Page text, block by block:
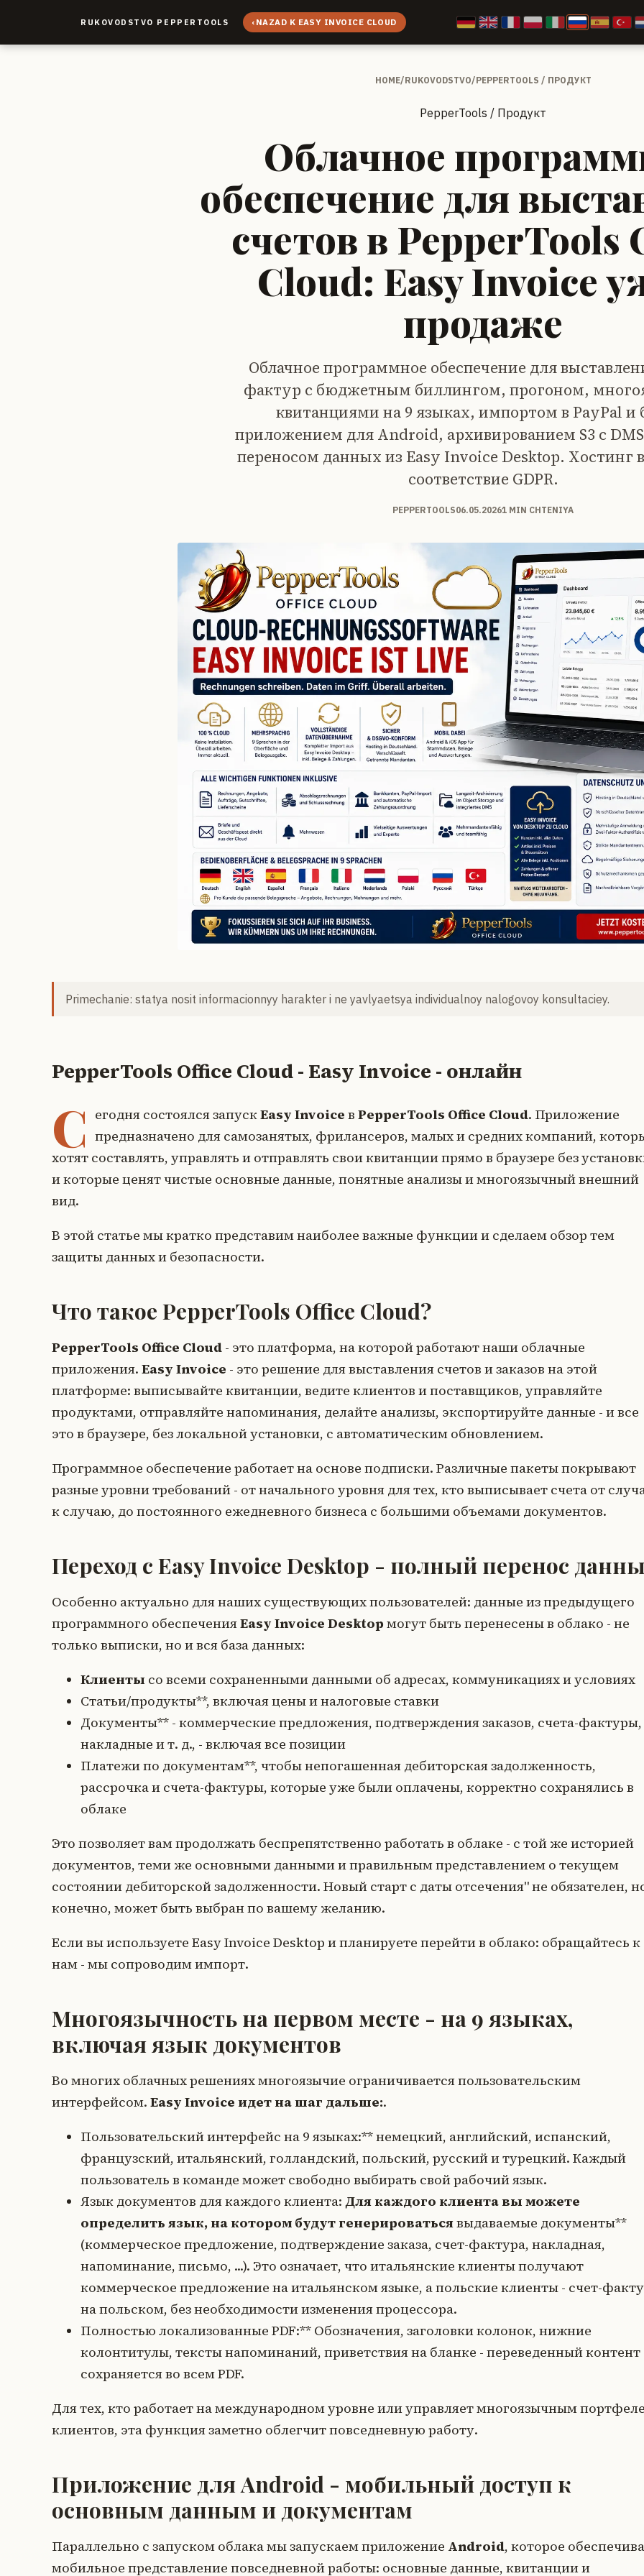
RUKOVODSTVO PEPPERTOOLS ‹ NAZAD K EASY INVOICE CLOUD
HOME/RUKOVODSTVO/PEPPERTOOLS / ПРОДУКТ
PepperTools / Продукт
Облачное
обеспечение для
счетов в PepperTools
Cloud: Easy Invoice
продаже
Облачное программное обеспечение для
фактур с бюджетным биллингом, прогоном,
квитанциями на 9 языках, импортом в PayPal и
приложением для Android, архивированием S3 с
переносом данных из Easy Invoice Desktop. Хостинг
соответствие GDPR.
PEPPERTOOLS06.05.20261 MIN CHTENIYA
Primechanie: statya nosit informacionnyy harakter i ne yavlyaetsya individualnoy nalogovoy konsultaciey.
PepperTools Office Cloud - Easy Invoice - онлайн
С егодня состоялся запускEasy Invoice в PepperTools Office Cloud. Приложение
предназначено для самозанятых, фрилансеров, малых и средних компаний,
хотят составлять, управлять и отправлять свои квитанции прямо в браузере без
и которые ценят чистые основные данные, понятные анализы и многоязычный внешний
вид.
В этой статье мы кратко представим наиболее важные функции и сделаем обзор тем
защиты данных и безопасности.
Что такое PepperTools Office Cloud?
PepperTools Office Cloud - это платформа, на которой работают наши облачные
приложения. Easy Invoice - это решение для выставления счетов и заказов на этой
платформе: выписывайте квитанции, ведите клиентов и поставщиков, управляйте
продуктами, отправляйте напоминания, делайте анализы, экспортируйте данные - и все
это в браузере, без локальной установки, с автоматическим обновлением.
Программное обеспечение работает на основе подписки. Различные пакеты покрывают
разные уровни требований - от начального уровня для тех, кто выписывает счета от
к случаю, до постоянного ежедневного бизнеса с большими объемами документов.
Переход с Easy Invoice Desktop - полный перенос
Особенно актуально для наших существующих пользователей: данные из предыдущего
программного обеспеченияEasy Invoice Desktop могут быть перенесены в облако - не
только выписки, но и вся база данных:
Клиенты со всеми сохраненными данными об адресах, коммуникациях и условиях
Статьи/продукты**, включая цены и налоговые ставки
Документы** - коммерческие предложения, подтверждения заказов, счета-фактуры,
накладные и т. д., - включая все позиции
Платежи по документам**, чтобы непогашенная дебиторская задолженность,
рассрочка и счета-фактуры, которые уже были оплачены, корректно сохранялись в
облаке
Это позволяет вам продолжать беспрепятственно работать в облаке - с той же историей
документов, теми же основными данными и правильным представлением о текущем
состоянии дебиторской задолженности. Новый старт с даты отсечения" не обязателен,
конечно, может быть выбран по вашему желанию.
Если вы используете Easy Invoice Desktop и планируете перейти в облако: обращайтесь к
нам - мы сопроводим импорт.
Многоязычность на первом месте - на 9 языках,
включая язык документов
Во многих облачных решениях многоязычие ограничивается пользовательским
интерфейсом. Easy Invoice идет на шаг дальше:.
Пользовательский интерфейс на 9 языках:** немецкий, английский, испанский,
французский, итальянский, голландский, польский, русский и турецкий. Каждый
пользователь в команде может свободно выбирать свой рабочий язык.
Язык документов для каждого клиента: Для каждого клиента вы можете
определить язык, на котором будут генерироватьсявыдаваемые документы**
(коммерческое предложение, подтверждение заказа, счет-фактура, накладная,
напоминание, письмо, ...). Это означает, что итальянские клиенты получают
коммерческое предложение на итальянском языке, а польские клиенты - счет-
на польском, без необходимости изменения процессора.
Полностью локализованные PDF:** Обозначения, заголовки колонок, нижние
колонтитулы, тексты напоминаний, приветствия на бланке - переведенный контент
сохраняется во всем PDF.
Для тех, кто работает на международном уровне или управляет многоязычным
клиентов, эта функция заметно облегчит повседневную работу.
Приложение для Android - мобильный доступ к
основным данным и документам
Параллельно с запуском облака мы запускаем приложение Android, которое
мобильное представление повседневной работы: основные данные, квитанции и